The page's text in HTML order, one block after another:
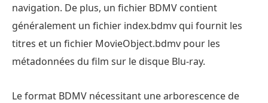
navigation. De plus, un fichier BDMV contient
généralement un fichier index.bdmv qui fournit les
titres et un fichier MovieObject.bdmv pour les
métadonnées du film sur le disque Blu-ray.
Le format BDMV nécessitant une arborescence de